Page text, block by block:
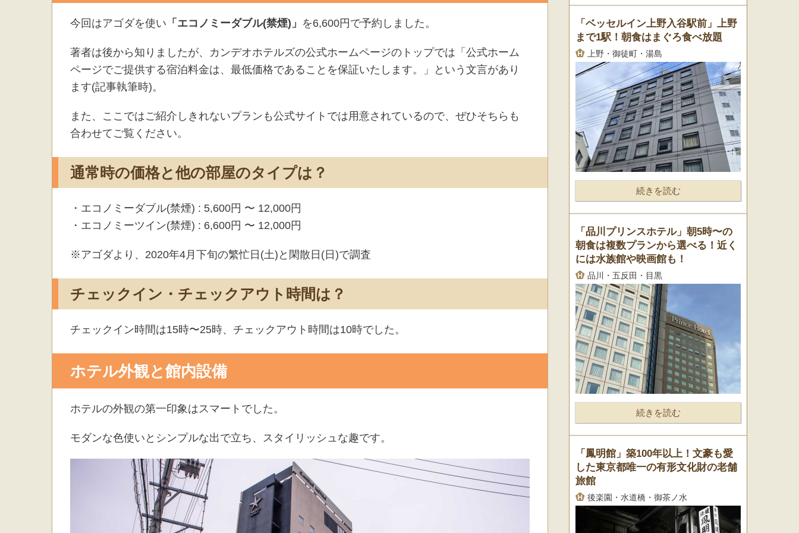
今回はアゴダを使い 「エコノミーダブル(禁煙)」 を6,600円で予約しました。
著者は後から知りましたが、カンデオホテルズの公式ホームページのトップでは「公式ホーム
ページでご提供する宿泊料金は、最低価格であることを保証いたします。」という文言があり
ます(記事執筆時)。
また、ここではご紹介しきれないプランも公式サイトでは用意されているので、ぜひそちらも
合わせてご覧ください。
通常時の価格と他の部屋のタイプは？
・エコノミーダブル(禁煙) : 5,600円 〜 12,000円
・エコノミーツイン(禁煙) : 6,600円 〜 12,000円
※アゴダより、2020年4月下旬の繁忙日(土)と閑散日(日)で調査
チェックイン・チェックアウト時間は？
チェックイン時間は15時〜25時、チェックアウト時間は10時でした。
ホテル外観と館内設備
ホテルの外観の第一印象はスマートでした。
モダンな色使いとシンプルな出で立ち、スタイリッシュな趣です。
「ベッセルイン上野入谷駅前」上野
まで1駅！朝食はまぐろ食べ放題
上野・御徒町・湯島
続きを読む
「品川プリンスホテル」朝5時〜の
朝食は複数プランから選べる！近く
には水族館や映画館も！
品川・五反田・目黒
続きを読む
「鳳明館」築100年以上！文豪も愛
した東京都唯一の有形文化財の老舗
旅館
後楽園・水道橋・御茶ノ水